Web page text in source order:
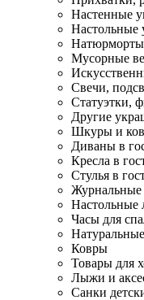
Настенные
Настольные
Натюрморты
Мусорные
Свечи,
Статуэтки,
Другие
Шкуры и
Диваны в
Кресла в
Стулья в
Журнальные
Настольные
Часы для
Ковры
Товары для
Лыжи и
Санки